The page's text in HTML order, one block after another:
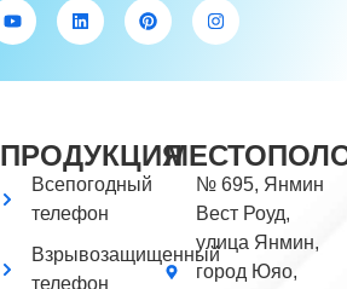
ПРОДУКЦИЯ
Всепогодный
телефон
Взрывозащищенный
телефон
№ 695, Янмин
Вест Роуд,
улица Янмин,
город Юяо,